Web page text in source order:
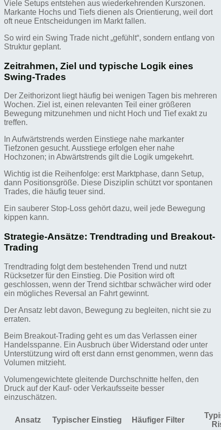
Viele Setups entstehen aus wiederkehrenden Kurszonen.
Markante Hochs und Tiefs dienen als Orientierung, weil dort
oft neue Entscheidungen im Markt fallen.
So wird ein Swing Trade nicht „gefühlt“, sondern entlang von
Struktur geplant.
Zeitrahmen, Ziel und typische Logik eines
Swing-Trades
Der Zeithorizont liegt häufig bei wenigen Tagen bis mehreren
Wochen. Ziel ist, einen relevanten Teil einer größeren
Bewegung mitzunehmen und nicht Hoch und Tief exakt zu
treffen.
In Aufwärtstrends werden Einstiege nahe markanter
Tiefzonen gesucht. Ausstiege erfolgen eher nahe
Hochzonen; in Abwärtstrends gilt die Logik umgekehrt.
Wichtig ist die Reihenfolge: erst Marktphase, dann Setup,
dann Positionsgröße. Diese Disziplin schützt vor spontanen
Trades, die häufig teuer sind.
Ein sauberer Stop-Loss gehört dazu, weil jede Bewegung
kippen kann.
Strategie-Ansätze: Trendtrading und Breakout-
Trading
Trendtrading folgt dem bestehenden Trend und nutzt
Rücksetzer für den Einstieg. Die Position wird oft
geschlossen, wenn der Trend sichtbar schwächer wird oder
ein mögliches Reversal an Fahrt gewinnt.
Der Ansatz lebt davon, Bewegung zu begleiten, nicht sie zu
erraten.
Beim Breakout-Trading geht es um das Verlassen einer
Handelsspanne. Ein Ausbruch über Widerstand oder unter
Unterstützung wird oft erst dann ernst genommen, wenn das
Volumen mitzieht.
Volumengewichtete gleitende Durchschnitte helfen, den
Druck auf der Kauf- oder Verkaufsseite besser
einzuschätzen.
Ansatz Typischer Einstieg Häufiger Filter